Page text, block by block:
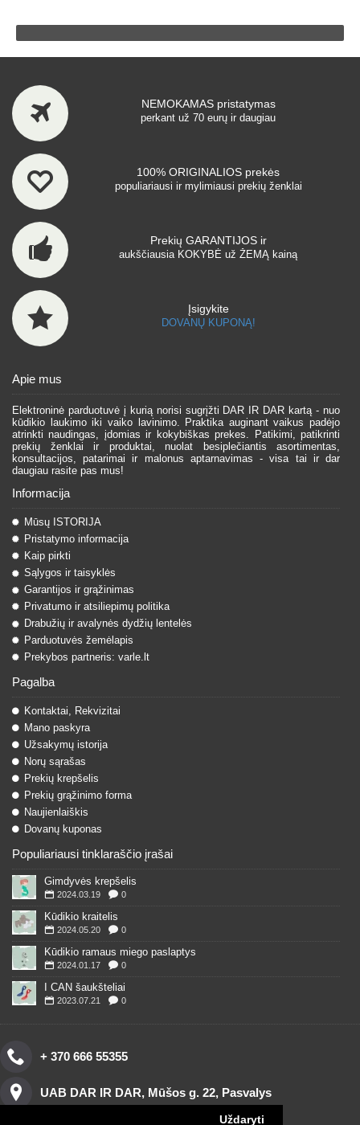
Uždaryti
NEMOKAMAS pristatymas
perkant už 70 eurų ir daugiau
100% ORIGINALIOS prekės
populiariausi ir mylimiausi prekių ženklai
Prekių GARANTIJOS ir
aukščiausia KOKYBĖ už ŽEMĄ kainą
Įsigykite
DOVANŲ KUPONĄ!
Apie mus
Elektroninė parduotuvė į kurią norisi sugrįžti DAR IR DAR kartą - nuo
kūdikio laukimo iki vaiko lavinimo. Praktika auginant vaikus padėjo
atrinkti naudingas, įdomias ir kokybiškas prekes. Patikimi, patikrinti
prekių ženklai ir produktai, nuolat besiplečiantis asortimentas,
konsultacijos, patarimai ir malonus aptarnavimas - visa tai ir dar
daugiau rasite pas mus!
Informacija
Mūsų ISTORIJA
Pristatymo informacija
Kaip pirkti
Sąlygos ir taisyklės
Garantijos ir grąžinimas
Privatumo ir atsiliepimų politika
Drabužių ir avalynės dydžių lentelės
Parduotuvės žemėlapis
Prekybos partneris: varle.lt
Pagalba
Kontaktai, Rekvizitai
Mano paskyra
Užsakymų istorija
Norų sąrašas
Prekių krepšelis
Prekių grąžinimo forma
Naujienlaiškis
Dovanų kuponas
Populiariausi tinklaraščio įrašai
Gimdyvės krepšelis
2024.03.19 0
Kūdikio kraitelis
2024.05.20 0
Kūdikio ramaus miego paslaptys
2024.01.17 0
I CAN šaukšteliai
2023.07.21 0
+ 370 666 55355
UAB DAR IR DAR, Mūšos g. 22, Pasvalys